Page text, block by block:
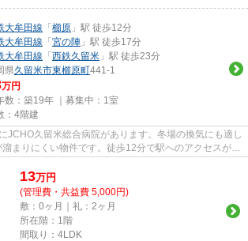
大牟田線 「櫛原 」駅 徒歩12分
大牟田線 「宮の陣 」駅 徒歩17分
大牟田線 「西鉄久留米 」駅 徒歩23分
県久留米市東櫛原町441-1
万円
数：築19年 ｜募集中： 1室
：4階建
JCHO久留米総合病院があります。冬場の換気にも適し
まりにくい物件です。徒歩12分で駅へのアクセスが可
めるこ...
13万円
(管理費・共益費 5,000円)
敷：0ヶ月｜礼：2ヶ月
所在階：1階
間取り：4LDK